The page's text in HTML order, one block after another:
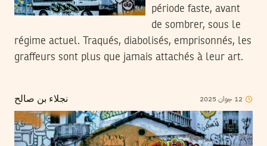
période faste, avant
de sombrer, sous le
régime actuel. Traqués, diabolisés, emprisonnés, les
graffeurs sont plus que jamais attachés à leur art.
نجلاء بن صالح 12 جوان 2025